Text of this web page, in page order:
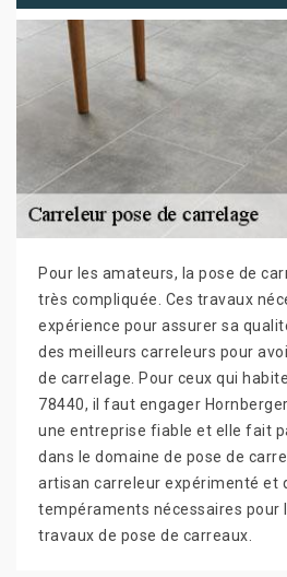
Pour les amateurs, la pose de
très compliquée. Ces travaux
expérience pour assurer sa
des meilleurs carreleurs pour
de carrelage. Pour ceux qui
78440, il faut engager
une entreprise fiable et elle fait
dans le domaine de pose de
artisan carreleur expérimenté et
tempéraments nécessaires pour
travaux de pose de carreaux.